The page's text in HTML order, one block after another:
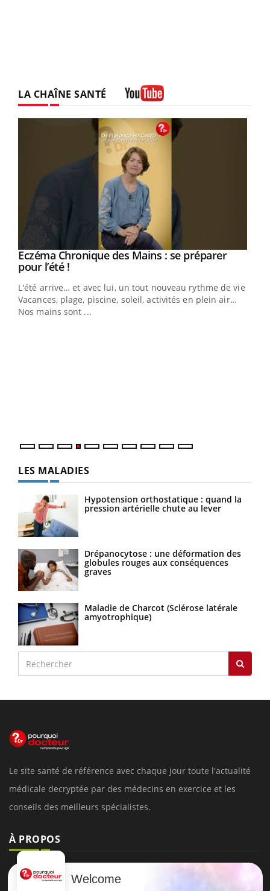
LA CHAÎNE SANTÉ
Youtube
Eczéma Chronique des Mains : se préparer
pour l’été !Youtube
L'été arrive… et avec lui, un tout nouveau rythme de vie !
Vacances, plage, piscine, soleil, activités en plein air…
Nos mains sont ...
LES MALADIES
Hypotension orthostatique : quand la
pression artérielle chute au lever
Drépanocytose : une déformation des
globules rouges aux conséquences
graves
Maladie de Charcot (Sclérose latérale
amyotrophique)
Le site santé de référence avec chaque jour toute l'actualité
médicale decryptée par des médecins en exercice et les
conseils des meilleurs spécialistes.
À PROPOS
Données personnelles et cookies
Welcome